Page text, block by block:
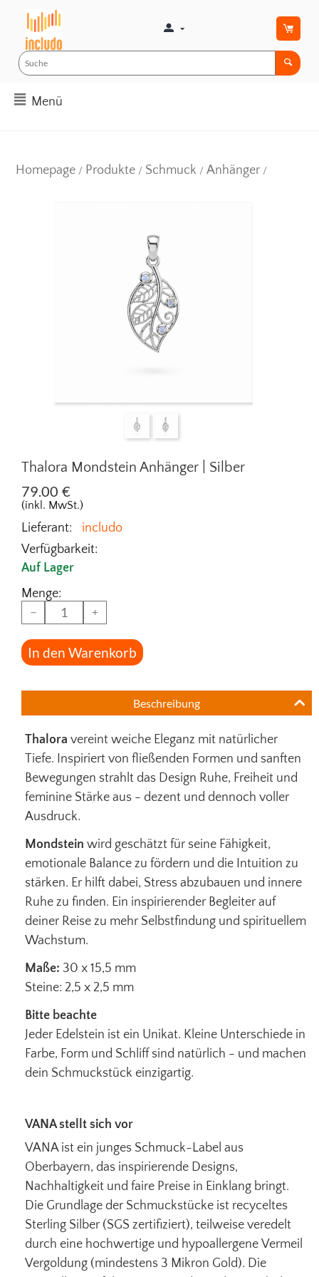
Menü
Homepage / Produkte / Schmuck / Anhänger /
Thalora Mondstein Anhänger | Silber
79.00 €
(inkl. MwSt.)
Lieferant:
includo
Verfügbarkeit:
Auf Lager
Menge:
−
+
In den Warenkorb
Beschreibung
Thalora vereint weiche Eleganz mit natürlicher
Tiefe. Inspiriert von fließenden Formen und sanften
Bewegungen strahlt das Design Ruhe, Freiheit und
feminine Stärke aus - dezent und dennoch voller
Ausdruck.
Mondstein wird geschätzt für seine Fähigkeit,
emotionale Balance zu fördern und die Intuition zu
stärken. Er hilft dabei, Stress abzubauen und innere
Ruhe zu finden. Ein inspirierender Begleiter auf
deiner Reise zu mehr Selbstfindung und spirituellem
Wachstum.
Maße: 30 x 15,5 mm
Steine: 2,5 x 2,5 mm
Bitte beachte
Jeder Edelstein ist ein Unikat. Kleine Unterschiede in
Farbe, Form und Schliff sind natürlich - und machen
dein Schmuckstück einzigartig.
VANA stellt sich vor
VANA ist ein junges Schmuck-Label aus
Oberbayern, das inspirierende Designs,
Nachhaltigkeit und faire Preise in Einklang bringt.
Die Grundlage der Schmuckstücke ist recyceltes
Sterling Silber (SGS zertifiziert), teilweise veredelt
durch eine hochwertige und hypoallergene Vermeil
Vergoldung (mindestens 3 Mikron Gold). Die